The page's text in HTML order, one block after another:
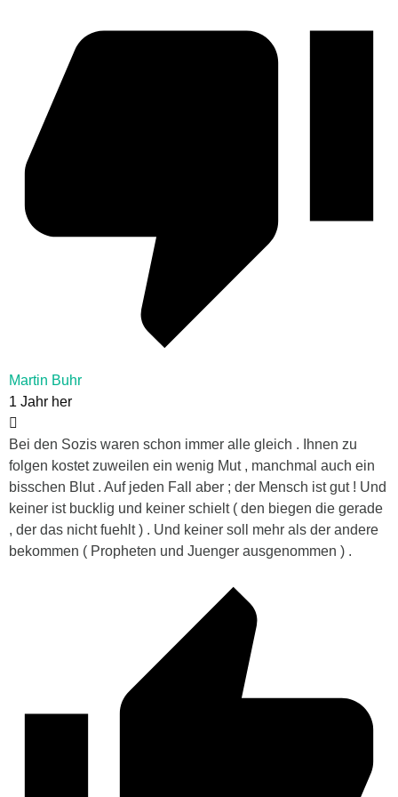
Martin Buhr
1 Jahr her
Bei den Sozis waren schon immer alle gleich . Ihnen zu
folgen kostet zuweilen ein wenig Mut , manchmal auch ein
bisschen Blut . Auf jeden Fall aber ; der Mensch ist gut ! Und
keiner ist bucklig und keiner schielt ( den biegen die gerade
, der das nicht fuehlt ) . Und keiner soll mehr als der andere
bekommen ( Propheten und Juenger ausgenommen ) .